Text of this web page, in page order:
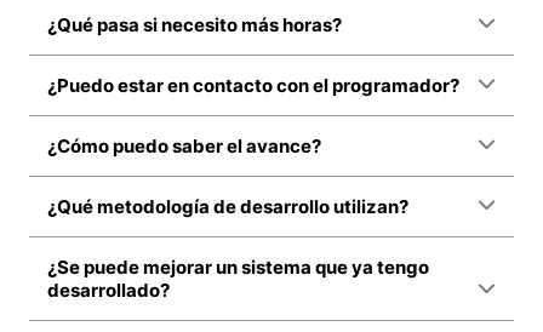
¿Qué pasa si necesito más horas?
¿Puedo estar en contacto con el programador?
¿Cómo puedo saber el avance?
¿Qué metodología de desarrollo utilizan?
¿Se puede mejorar un sistema que ya tengo
desarrollado?